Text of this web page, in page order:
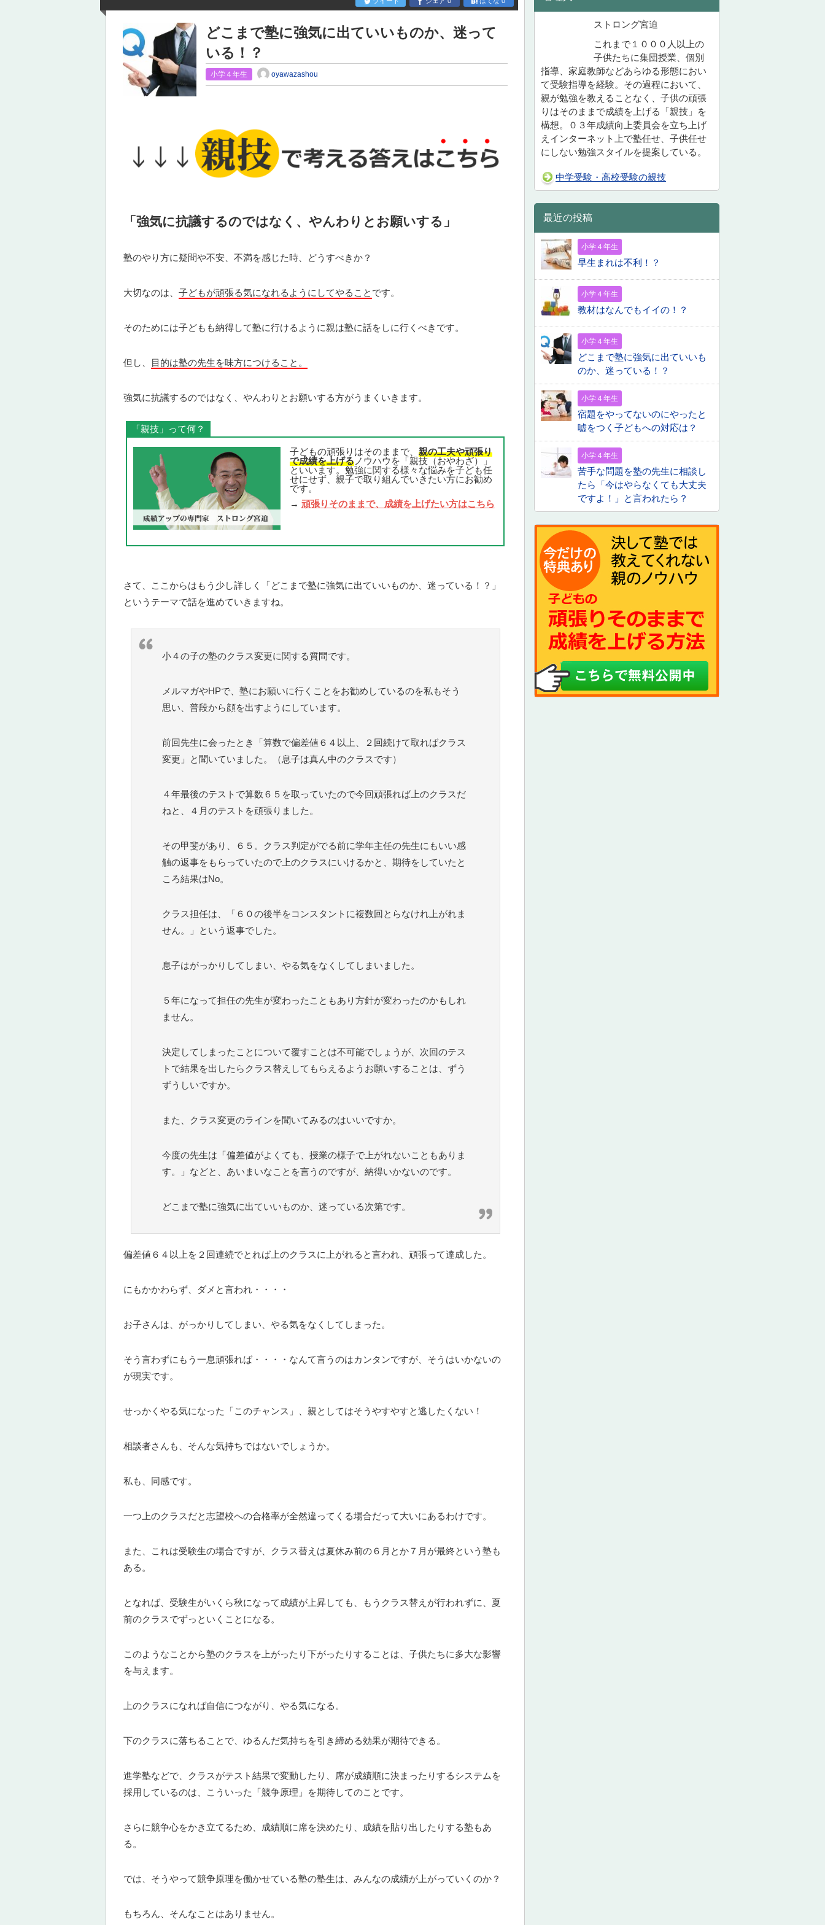
どこまで塾に強気に出ていいものか、迷って
いる！？
小学４年生 oyawazashou
「強気に抗議するのではなく、やんわりとお願いする」
塾のやり方に疑問や不安、不満を感じた時、どうすべきか？
大切なのは、 子どもが頑張る気になれるようにしてやること です。
そのためには子どもも納得して塾に行けるように親は塾に話をしに行くべきです。
但し、 目的は塾の先生を味方につけること。
強気に抗議するのではなく、やんわりとお願いする方がうまくいきます。
「親技」って何？
子どもの頑張りはそのままで、 親の工夫や頑張り
で成績を上げるノウハウを「親技（おやわざ）」
といいます。勉強に関する様々な悩みを子ども任
せにせず、親子で取り組んでいきたい方にお勧め
です。
→ 頑張りそのままで、成績を上げたい方はこちら
さて、ここからはもう少し詳しく「どこまで塾に強気に出ていいものか、迷っている！？」
というテーマで話を進めていきますね。
小４の子の塾のクラス変更に関する質問です。
メルマガやHPで、塾にお願いに行くことをお勧めしているのを私もそう
思い、普段から顔を出すようにしています。
前回先生に会ったとき「算数で偏差値６４以上、２回続けて取ればクラス
変更」と聞いていました。（息子は真ん中のクラスです）
４年最後のテストで算数６５を取っていたので今回頑張れば上のクラスだ
ねと、４月のテストを頑張りました。
その甲斐があり、６５。クラス判定がでる前に学年主任の先生にもいい感
触の返事をもらっていたので上のクラスにいけるかと、期待をしていたと
ころ結果はNo。
クラス担任は、「６０の後半をコンスタントに複数回とらなけれ上がれま
せん。」という返事でした。
息子はがっかりしてしまい、やる気をなくしてしまいました。
５年になって担任の先生が変わったこともあり方針が変わったのかもしれ
ません。
決定してしまったことについて覆すことは不可能でしょうが、次回のテス
トで結果を出したらクラス替えしてもらえるようお願いすることは、ずう
ずうしいですか。
また、クラス変更のラインを聞いてみるのはいいですか。
今度の先生は「偏差値がよくても、授業の様子で上がれないこともありま
す。」などと、あいまいなことを言うのですが、納得いかないのです。
どこまで塾に強気に出ていいものか、迷っている次第です。
偏差値６４以上を２回連続でとれば上のクラスに上がれると言われ、頑張って達成した。
にもかかわらず、ダメと言われ・・・・
お子さんは、がっかりしてしまい、やる気をなくしてしまった。
そう言わずにもう一息頑張れば・・・・なんて言うのはカンタンですが、そうはいかないの
が現実です。
せっかくやる気になった「このチャンス」、親としてはそうやすやすと逃したくない！
相談者さんも、そんな気持ちではないでしょうか。
私も、同感です。
一つ上のクラスだと志望校への合格率が全然違ってくる場合だって大いにあるわけです。
また、これは受験生の場合ですが、クラス替えは夏休み前の６月とか７月が最終という塾も
ある。
となれば、受験生がいくら秋になって成績が上昇しても、もうクラス替えが行われずに、夏
前のクラスでずっといくことになる。
このようなことから塾のクラスを上がったり下がったりすることは、子供たちに多大な影響
を与えます。
上のクラスになれば自信につながり、やる気になる。
下のクラスに落ちることで、ゆるんだ気持ちを引き締める効果が期待できる。
進学塾などで、クラスがテスト結果で変動したり、席が成績順に決まったりするシステムを
採用しているのは、こういった「競争原理」を期待してのことです。
さらに競争心をかき立てるため、成績順に席を決めたり、成績を貼り出したりする塾もあ
る。
では、そうやって競争原理を働かせている塾の塾生は、みんなの成績が上がっていくのか？
もちろん、そんなことはありません。
ストロング宮迫
これまで１０００人以上の
子供たちに集団授業、個別
指導、家庭教師などあらゆる形態におい
て受験指導を経験。その過程において、
親が勉強を教えることなく、子供の頑張
りはそのままで成績を上げる「親技」を
構想。０３年成績向上委員会を立ち上げ
えインターネット上で塾任せ、子供任せ
にしない勉強スタイルを提案している。
中学受験・高校受験の親技
最近の投稿
小学４年生
早生まれは不利！？
小学４年生
教材はなんでもイイの！？
小学４年生
どこまで塾に強気に出ていいも
のか、迷っている！？
小学４年生
宿題をやってないのにやったと
嘘をつく子どもへの対応は？
小学４年生
苦手な問題を塾の先生に相談し
たら「今はやらなくても大丈夫
ですよ！」と言われたら？